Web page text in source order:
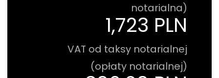
notarialna)
1,723 PLN
VAT od taksy notarialnej
(opłaty notarialnej)